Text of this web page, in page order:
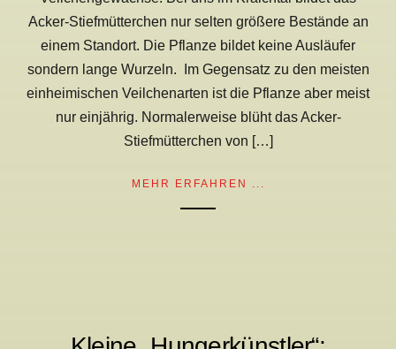
Acker-Stiefmütterchen nur selten größere Bestände an
einem Standort. Die Pflanze bildet keine Ausläufer
sondern lange Wurzeln. Im Gegensatz zu den meisten
einheimischen Veilchenarten ist die Pflanze aber meist
nur einjährig. Normalerweise blüht das Acker-
Stiefmütterchen von […]
MEHR ERFAHREN ...